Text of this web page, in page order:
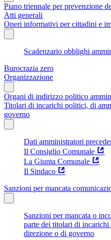
Piano triennale per prevenzione
Atti generali
Oneri informativi per cittadini e
Scadenzario obblighi
Burocrazia zero
Organizzazione
Organi di indirizzo politico
Titolari di incarichi politici, di
governo
Dati amministratori
Il Consiglio Comunale
La Giunta Comunale
Il Sindaco
Sanzioni per mancata
Sanzioni per mancata o
parte dei titolari di
direzione o di governo